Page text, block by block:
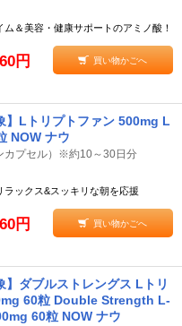
＆美容・健康サポートのアミノ酸！
円 買い物かごへ
】Lトリプトファン 500mg L
NOW ナウ
カプセル）※約10～30日分
ラックス&スッキリな朝を応援
円 買い物かごへ
】ダブルストレングス Lトリ
60粒 Double Strength L-
60粒 NOW ナウ